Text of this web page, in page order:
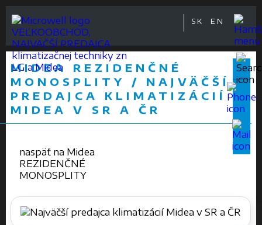
VEĽKOOBCHOD,
NAJVÄČŠÍ PREDAJCA
klimatizačnej techniky zn
LG a Midea
SK EN
MIDEA REZIDENČNÉ
MONOSPLITY / NAJVÄČŠÍ
PREDAJCA KLIMATIZÁCIÍ
MIDEA V SR A ČR
naspäť na Midea
REZIDENČNÉ
MONOSPLITY